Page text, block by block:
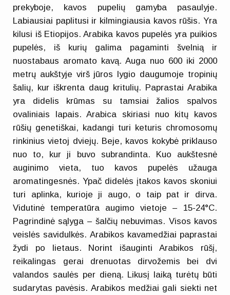
prekyboje, kavos pupelių gamyba pasaulyje.
Labiausiai paplitusi ir kilmingiausia kavos rūšis. Yra
kilusi iš Etiopijos. Arabika kavos pupelės yra puikios
pupelės, iš kurių galima pagaminti švelnią ir
nuostabaus aromato kavą. Auga nuo 600 iki 2000
metrų aukštyje virš jūros lygio daugumoje tropinių
šalių, kur iškrenta daug kritulių. Paprastai Arabika
yra didelis krūmas su tamsiai žalios spalvos
ovaliniais lapais. Arabica skiriasi nuo kitų kavos
rūšių genetiškai, kadangi turi keturis chromosomų
rinkinius vietoj dviejų. Beje, kavos kokybė priklauso
nuo to, kur ji buvo subrandinta. Kuo aukštesnė
auginimo vieta, tuo kavos pupelės užauga
aromatingesnės. Ypač didelės įtakos kavos skoniui
turi aplinka, kurioje ji augo, o taip pat ir dirva.
Vidutinė temperatūra augimo vietoje – 15-24°C.
Pagrindinė sąlyga – šalčių nebuvimas. Visos kavos
veislės savidulkės. Arabikos kavamedžiai paprastai
žydi po lietaus. Norint išauginti Arabikos rūšį,
reikalingas gerai drenuotas dirvožemis bei dvi
valandos saulės per dieną. Likusį laiką turėtų būti
sudarytas pavėsis. Arabikos medžiai gali siekti net